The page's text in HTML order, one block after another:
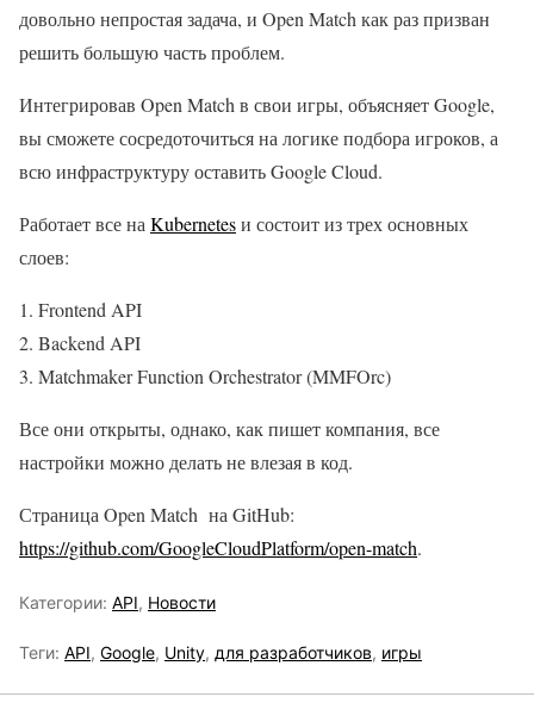
довольно непростая задача, и Open Match как раз призван
решить большую часть проблем.
Интегрировав Open Match в свои игры, объясняет Google,
вы сможете сосредоточиться на логике подбора игроков, а
всю инфраструктуру оставить Google Cloud.
Работает все наKubernetesи состоит из трех основных
слоев:
Frontend API
Backend API
Matchmaker Function Orchestrator (MMFOrc)
Все они открыты, однако, как пишет компания, все
настройки можно делать не влезая в код.
Страница Open Match на GitHub:
https://github.com/GoogleCloudPlatform/open-match.
Категории: API, Новости
Теги: API, Google, Unity, для разработчиков, игры